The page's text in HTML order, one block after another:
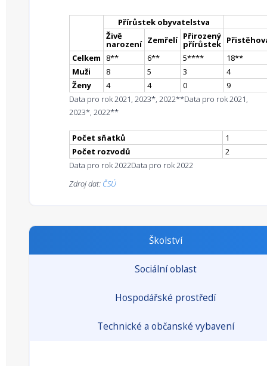
Přírůstek obyvatelstva
Živě
narození Zemřelí Přirozený
přírůstek
Celkem
8** 6** 5**** 18**
Muži
8 5 3
4
Ženy
4 4 0
9
Data pro rok 2021, 2023*, 2022**Data pro rok 2021,
2023*, 2022**
Počet sňatků
1
Počet rozvodů
2
Data pro rok 2022Data pro rok 2022
Zdroj dat: ČSÚ
Školství
Sociální oblast
Hospodářské prostředí
Technické a občanské vybavení